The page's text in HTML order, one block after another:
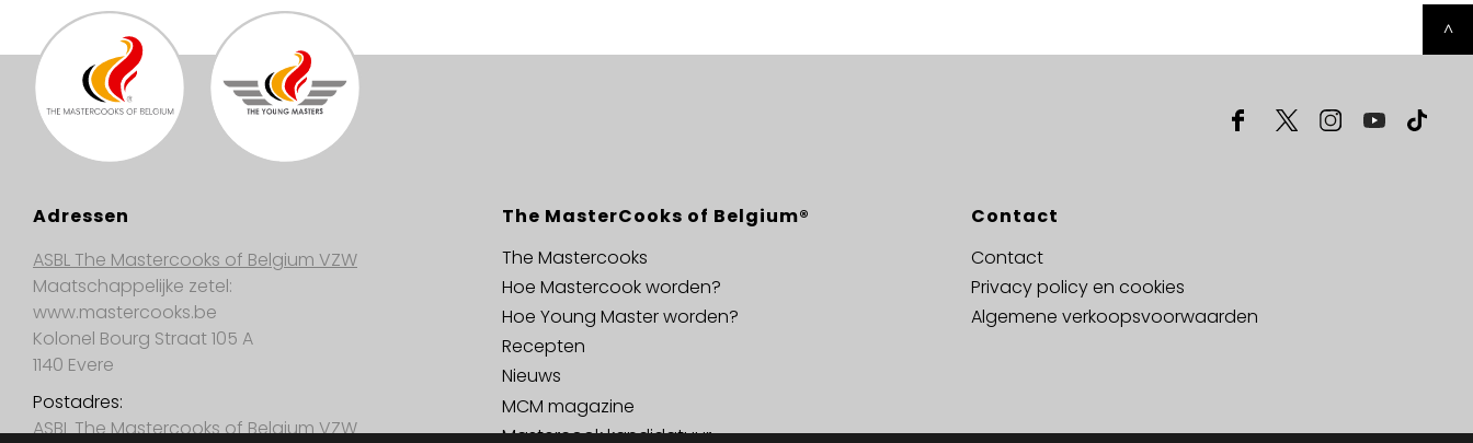
^
Adressen
ASBL The Mastercooks of Belgium VZW
Maatschappelijke zetel:
www.mastercooks.be
Kolonel Bourg Straat 105 A
1140 Evere
Postadres:
ASBL The Mastercooks of Belgium VZW
The MasterCooks of Belgium®
The Mastercooks
Hoe Mastercook worden?
Hoe Young Master worden?
Recepten
Nieuws
MCM magazine
Mastercook kandidatuur
Contact
Contact
Privacy policy en cookies
Algemene verkoopsvoorwaarden